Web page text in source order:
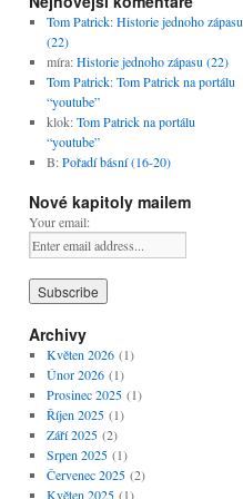
Tom Patrick:Historie jednoho zápasu
(22)
míra:Historie jednoho zápasu (22)
Tom Patrick:Tom Patrick na portálu
“youtube”
klok:Tom Patrick na portálu
“youtube”
B:Pořadí básní (16-20)
Nové kapitoly mailem
Your email:
Archivy
Květen 2026(1)
Únor 2026(1)
Prosinec 2025(1)
Říjen 2025(1)
Září 2025(2)
Srpen 2025(1)
Červenec 2025(2)
Květen 2025(1)